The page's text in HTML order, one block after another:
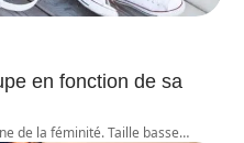
en fonction de sa
de la féminité. Taille basse…